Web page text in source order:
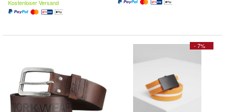
Kostenloser Versand
- 7%